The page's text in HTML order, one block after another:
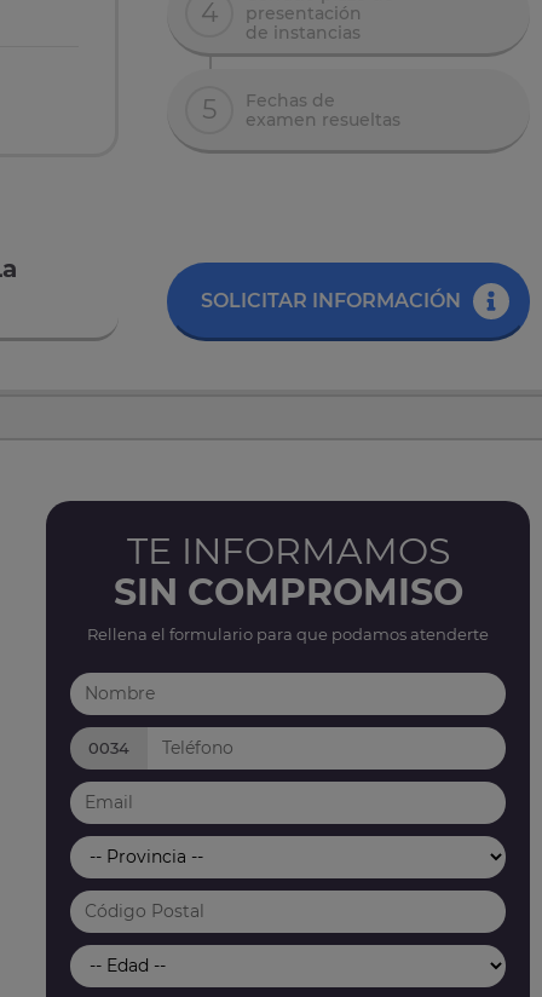
4
presentación
de instancias
5
Fechas de
examen resueltas
SOLICITAR INFORMACIÓN
TE INFORMAMOS
SIN COMPROMISO
Rellena el formulario para que podamos atenderte
0034